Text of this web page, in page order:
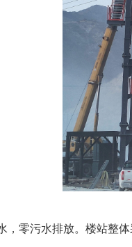
，零污水排放。楼站整